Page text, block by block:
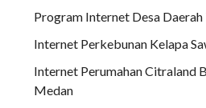
Program Internet Desa
Internet Perkebunan Kelapa
Internet Perumahan Citraland
Medan